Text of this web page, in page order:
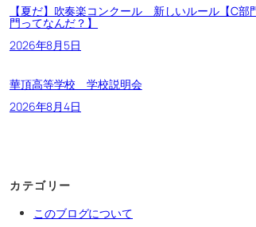
【夏だ】吹奏楽コンクール 新しいルール【C部
門ってなんだ？】
2026年8月5日
華頂高等学校 学校説明会
2026年8月4日
カテゴリー
このブログについて